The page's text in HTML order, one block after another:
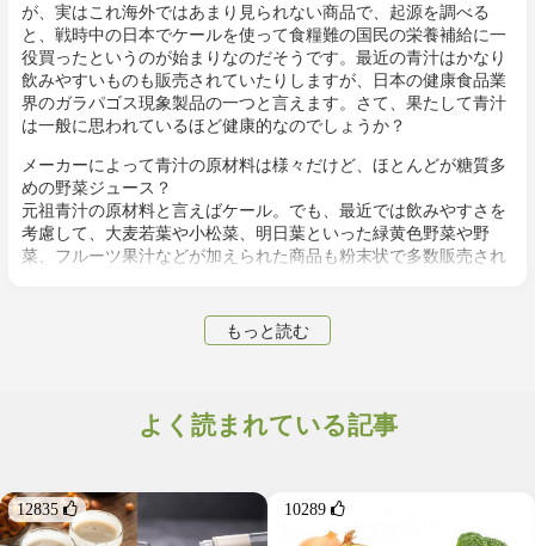
が、実はこれ海外ではあまり見られない商品で、起源を調べる
と、戦時中の日本でケールを使って食糧難の国民の栄養補給に一
役買ったというのが始まりなのだそうです。最近の青汁はかなり
飲みやすいものも販売されていたりしますが、日本の健康食品業
界のガラパゴス現象製品の一つと言えます。さて、果たして青汁
は一般に思われているほど健康的なのでしょうか？
メーカーによって青汁の原材料は様々だけど、ほとんどが糖質多
めの野菜ジュース？
元祖青汁の原材料と言えばケール。でも、最近では飲みやすさを
考慮して、大麦若葉や小松菜、明日葉といった緑黄色野菜や野
菜、フルーツ果汁などが加えられた商品も粉末状で多数販売され
大きく変わってきます。
もっと読む
よく読まれている記事
12835  10289 